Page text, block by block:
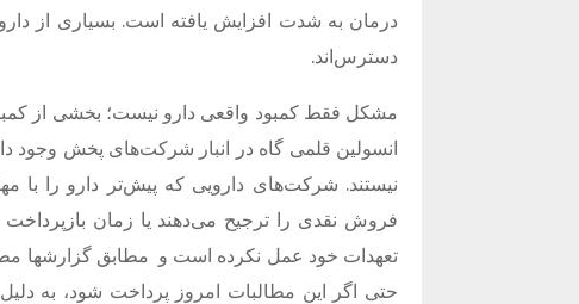
درمان به شدت افزایش یافته است. بسیاری از
دسترس‌اند.
مشکل فقط کمبود واقعی دارو نیست؛ بخشی از
انسولین قلمی گاه در انبار شرکت‌های پخش وجود
نیستند. شرکت‌های دارویی که پیش‌تر دارو را با
فروش نقدی را ترجیح می‌دهند یا زمان بازپرداخت
تعهدات خود عمل نکرده‌ است و مطابق گزارشها
حتی اگر این مطالبات امروز پرداخت شود، به